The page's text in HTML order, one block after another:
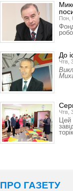
Пон,
До
Чтв,
Чтв,
Цей
ПРО ГАЗЕТУ